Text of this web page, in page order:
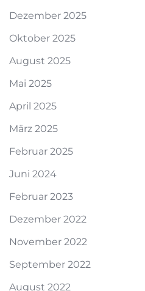
Dezember 2025
Oktober 2025
August 2025
Mai 2025
April 2025
März 2025
Februar 2025
Juni 2024
Februar 2023
Dezember 2022
November 2022
September 2022
August 2022